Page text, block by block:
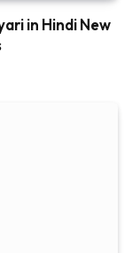
in Hindi New